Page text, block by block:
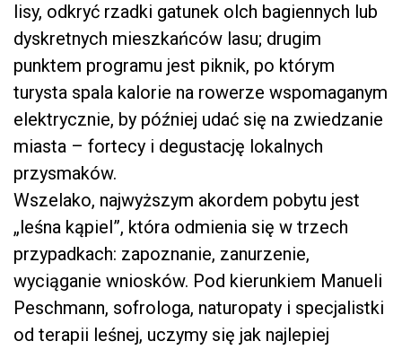
lisy, odkryć rzadki gatunek olch bagiennych lub
dyskretnych mieszkańców lasu; drugim
punktem programu jest piknik, po którym
turysta spala kalorie na rowerze wspomaganym
elektrycznie, by później udać się na zwiedzanie
miasta – fortecy i degustację lokalnych
przysmaków.
Wszelako, najwyższym akordem pobytu jest
„leśna kąpiel”, która odmienia się w trzech
przypadkach: zapoznanie, zanurzenie,
wyciąganie wniosków. Pod kierunkiem Manueli
Peschmann, sofrologa, naturopaty i specjalistki
od terapii leśnej, uczymy się jak najlepiej